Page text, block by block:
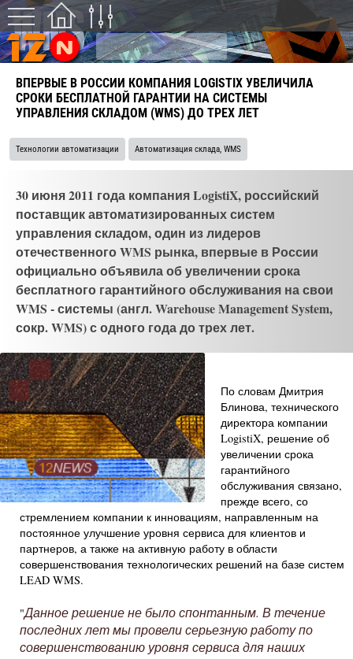
ВПЕРВЫЕ В РОССИИ КОМПАНИЯ LOGISTIX УВЕЛИЧИЛА
СРОКИ БЕСПЛАТНОЙ ГАРАНТИИ НА СИСТЕМЫ
УПРАВЛЕНИЯ СКЛАДОМ (WMS) ДО ТРЕХ ЛЕТ
Технологии автоматизации Автоматизация склада, WMS
30 июня 2011 года компания LogistiX, российский
поставщик автоматизированных систем
управления складом, один из лидеров
отечественного WMS рынка, впервые в России
официально объявила об увеличении срока
бесплатного гарантийного обслуживания на свои
WMS - системы (англ. Warehouse Management System,
сокр. WMS) с одного года до трех лет.
По словам Дмитрия
Блинова, технического
директора компании
LogistiX, решение об
увеличении срока
гарантийного
обслуживания связано,
прежде всего, со
стремлением компании к инновациям, направленным на
постоянное улучшение уровня сервиса для клиентов и
партнеров, а также на активную работу в области
совершенствования технологических решений на базе систем
LEAD WMS.
"Данное решение не было спонтанным. В течение
последних лет мы провели серьезную работу по
совершенствованию уровня сервиса для наших